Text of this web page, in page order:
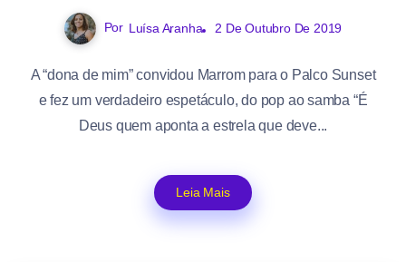
Por Luísa Aranha 2 De Outubro De 2019
A “dona de mim” convidou Marrom para o Palco Sunset
e fez um verdadeiro espetáculo, do pop ao samba “É
Deus quem aponta a estrela que deve...
Leia Mais